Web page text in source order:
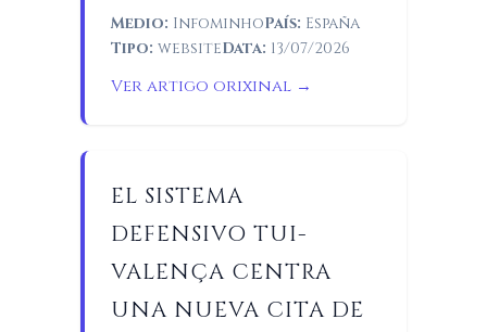
Medio: InfominhoPaís: España
Tipo: websiteData: 13/07/2026
Ver artigo orixinal →
EL SISTEMA
DEFENSIVO TUI-
VALENÇA CENTRA
UNA NUEVA CITA DE